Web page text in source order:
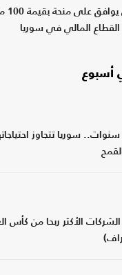
البنك
القطاع المالي في سوريا
أسبوع
سوريا تتجاوز
الأكثر ربحا من كأس